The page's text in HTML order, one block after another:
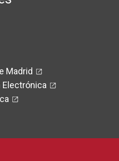
Madrid
Electrónica